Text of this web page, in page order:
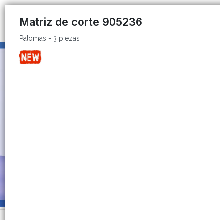
Palomas - 3 piezas
Matriz de corte 905236
Palomas - 3 piezas